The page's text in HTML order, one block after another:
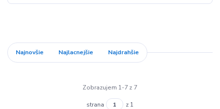
Najnovšie Najlacnejšie Najdrahšie
Zobrazujem 1-7 z 7
strana z 1